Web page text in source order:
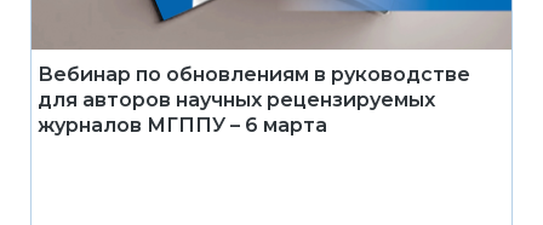
Вебинар по обновлениям в руководстве
для авторов научных рецензируемых
журналов МГППУ – 6 марта